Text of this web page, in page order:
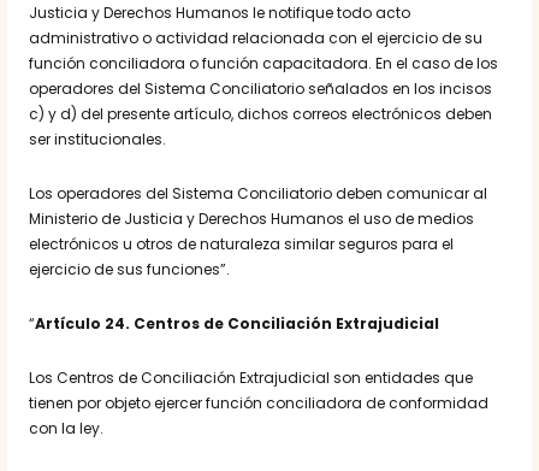
Justicia y Derechos Humanos le notifique todo acto
administrativo o actividad relacionada con el ejercicio de su
función conciliadora o función capacitadora. En el caso de los
operadores del Sistema Conciliatorio señalados en los incisos
c) y d) del presente artículo, dichos correos electrónicos deben
ser institucionales.
Los operadores del Sistema Conciliatorio deben comunicar al
Ministerio de Justicia y Derechos Humanos el uso de medios
electrónicos u otros de naturaleza similar seguros para el
ejercicio de sus funciones”.
“Artículo 24. Centros de Conciliación Extrajudicial
Los Centros de Conciliación Extrajudicial son entidades que
tienen por objeto ejercer función conciliadora de conformidad
con la ley.